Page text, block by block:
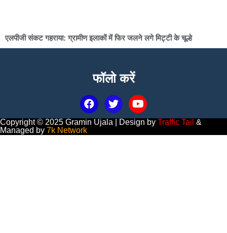
एलपीजी संकट गहराया: ग्रामीण इलाकों में फिर जलने लगे मिट्टी के चूल्हे
फॉलो करें
Copyright © 2025 Gramin Ujala | Design by Traffic Tail &
Managed by 7k Network